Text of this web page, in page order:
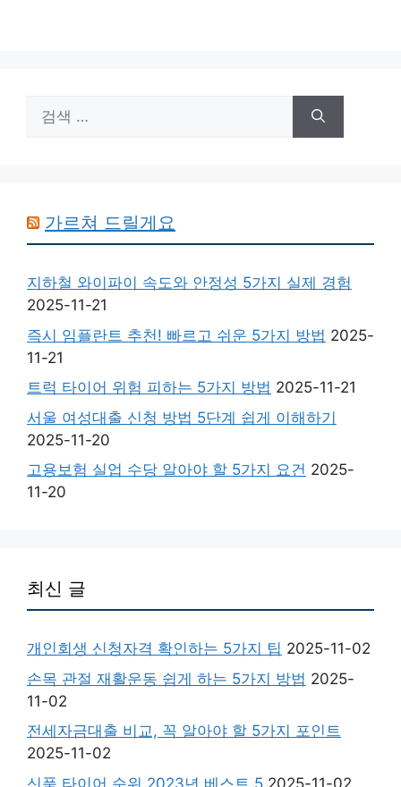
색:
가르쳐 드릴게요
지하철 와이파이 속도와 안정성 5가지 실제 경험
2025-11-21
즉시 임플란트 추천! 빠르고 쉬운 5가지 방법 2025-
11-21
트럭 타이어 위험 피하는 5가지 방법 2025-11-21
서울 여성대출 신청 방법 5단계 쉽게 이해하기
2025-11-20
고용보험 실업 수당 알아야 할 5가지 요건 2025-
11-20
최신 글
개인회생 신청자격 확인하는 5가지 팁 2025-11-02
손목 관절 재활운동 쉽게 하는 5가지 방법 2025-
11-02
전세자금대출 비교, 꼭 알아야 할 5가지 포인트
2025-11-02
신품 타이어 순위 2023년 베스트 5 2025-11-02